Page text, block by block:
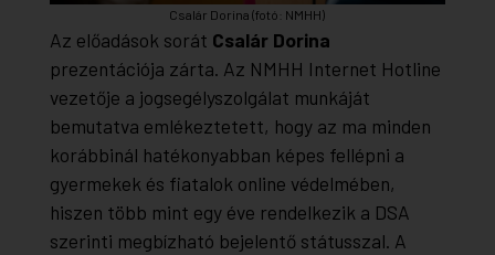
Csalár Dorina (fotó: NMHH)
Az előadások sorát Csalár Dorina
prezentációja zárta. Az NMHH Internet Hotline
vezetője a jogsegélyszolgálat munkáját
bemutatva emlékeztetett, hogy az ma minden
korábbinál hatékonyabban képes fellépni a
gyermekek és fiatalok online védelmében,
hiszen több mint egy éve rendelkezik a DSA
szerinti megbízható bejelentő státusszal. A